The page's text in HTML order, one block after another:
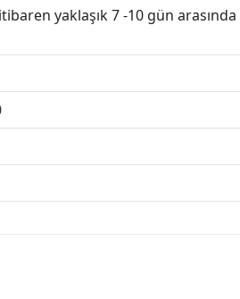
yaklaşık 7 -10 gün arasında